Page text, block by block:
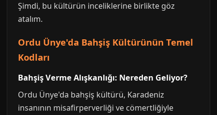
Şimdi, bu kültürün inceliklerine birlikte göz
atalım.
Ordu Ünye'da Bahşiş Kültürünün Temel
Kodları
Bahşiş Verme Alışkanlığı: Nereden Geliyor?
Ordu Ünye'da bahşiş kültürü, Karadeniz
insanının misafirperverliği ve cömertliğiyle